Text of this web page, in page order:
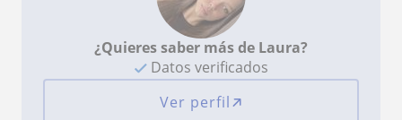
¿Quieres saber más de Laura?
Datos verificados
Ver perfil